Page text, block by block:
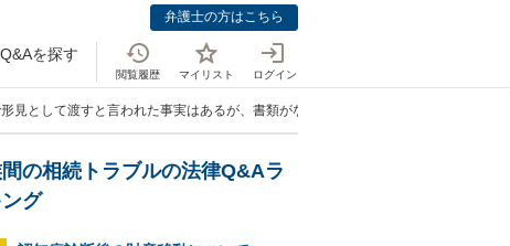
弁護士の方はこちら
を探す
閲覧履歴 マイリスト ログイン
見として渡すと言われた事実はあるが、書類がない。」
の相続トラブルの法律Q&Aラ
グ